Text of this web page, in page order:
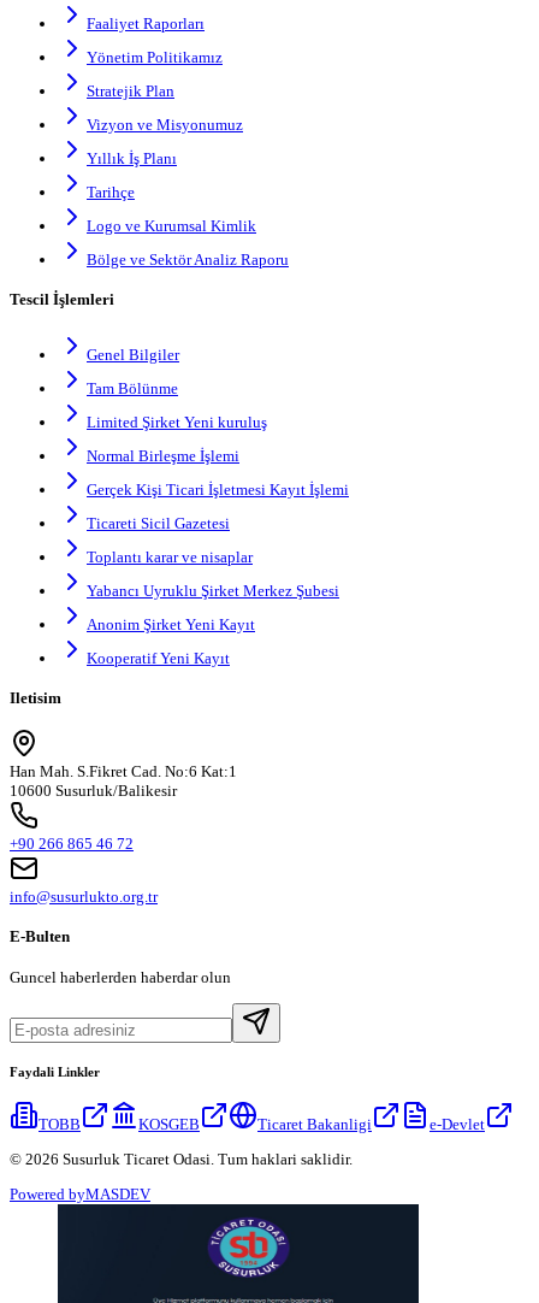
Faaliyet Raporları
Yönetim Politikamız
Stratejik Plan
Vizyon ve Misyonumuz
Yıllık İş Planı
Tarihçe
Logo ve Kurumsal Kimlik
Bölge ve Sektör Analiz Raporu
Tescil İşlemleri
Genel Bilgiler
Tam Bölünme
Limited Şirket Yeni kuruluş
Normal Birleşme İşlemi
Gerçek Kişi Ticari İşletmesi Kayıt İşlemi
Ticareti Sicil Gazetesi
Toplantı karar ve nisaplar
Yabancı Uyruklu Şirket Merkez Şubesi
Anonim Şirket Yeni Kayıt
Kooperatif Yeni Kayıt
Iletisim
Han Mah. S.Fikret Cad. No:6 Kat:1
10600 Susurluk/Balikesir
+90 266 865 46 72
info@susurlukto.org.tr
E-Bulten
Guncel haberlerden haberdar olun
Faydali Linkler
TOBB KOSGEB Ticaret Bakanligi
e-Devlet
© 2026 Susurluk Ticaret Odasi. Tum haklari saklidir.
Powered byMASDEV